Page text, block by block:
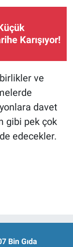
Çiftlikler Tarihe Karışıyor!
ve
davet
gibi pek çok
edecekler.
Bin Gıda